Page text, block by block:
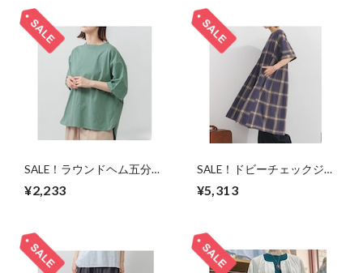
SALE！ラウンドヘム五分袖
¥2,233
SALE！ドビーチェックジャ
ンピース/ネイビー/F
¥5,313